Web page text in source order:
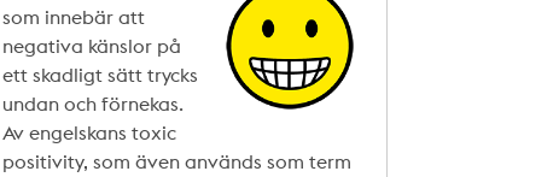
som innebär att
negativa känslor på
ett skadligt sätt trycks
undan och förnekas.
Av engelskans toxic
positivity, som även används som term